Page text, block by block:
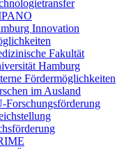
Innovation
Fakultät
Hamburg
Fördermöglichkeiten
im Ausland
Forschungsförderung